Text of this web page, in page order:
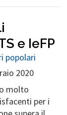
e IeFP
popolari
2020
molto
per i